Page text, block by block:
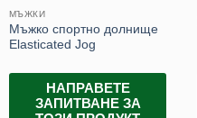
МЪЖКИ
Мъжко спортно долнище
Elasticated Jog
НАПРАВЕТЕ
ЗАПИТВАНЕ ЗА